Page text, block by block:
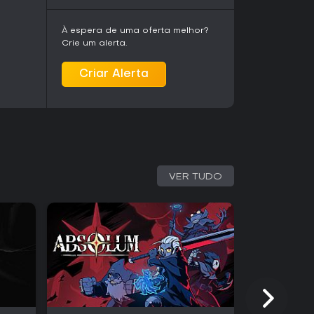
prazo: ao morrer, o governante é
entre os personagens adicionam
e RPG de forma única, atraindo quem
e narrativas emergentes. A abordagem
criar dinastias marcantes moldadas pelas
fixas.
de desempenho e expansões que
mecânicas. Atualizações regulares mantêm o
ao refinar sistemas já existentes.
À espera de uma oferta melhor?
Crie um alerta.
Criar Alerta
VER TUDO